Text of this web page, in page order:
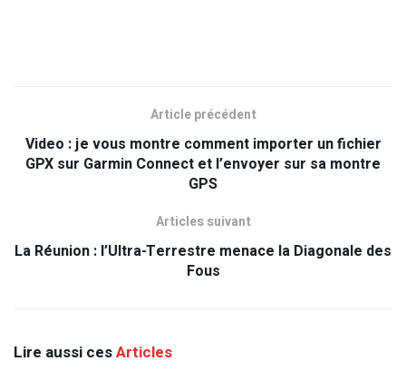
Article précédent
Video : je vous montre comment importer un fichier
GPX sur Garmin Connect et l’envoyer sur sa montre
GPS
Articles suivant
La Réunion : l’Ultra-Terrestre menace la Diagonale des
Fous
Lire aussi cesArticles